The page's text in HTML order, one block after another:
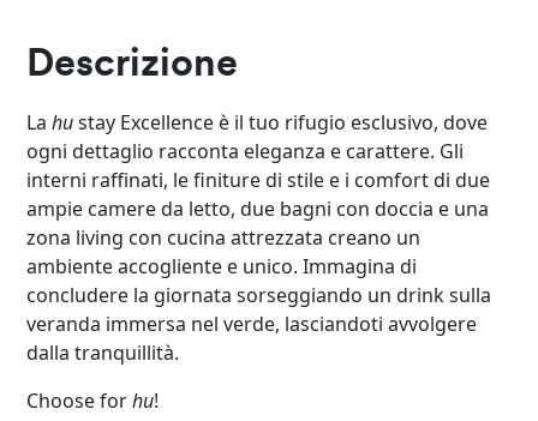
Descrizione
Lahustay Excellence è il tuo rifugio esclusivo, dove
ogni dettaglio racconta eleganza e carattere. Gli
interni raffinati, le finiture di stile e i comfort di due
ampie camere da letto, due bagni con doccia e una
zona living con cucina attrezzata creano un
ambiente accogliente e unico. Immagina di
concludere la giornata sorseggiando un drink sulla
veranda immersa nel verde, lasciandoti avvolgere
dalla tranquillità.
Choose forhu!